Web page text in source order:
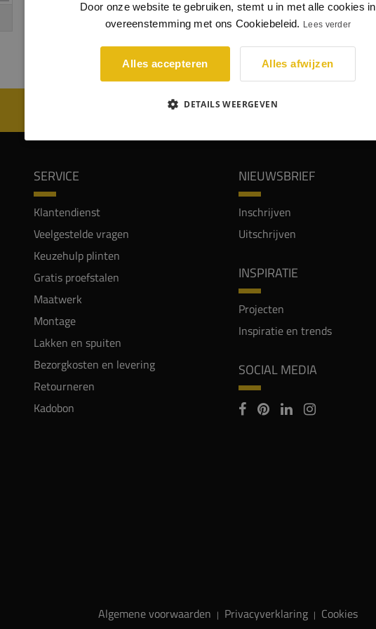
te monteren. De Wallstyl FD1 is een strakke plint die goed past in
een industrieel interieur.
Let op: NMC-producten lakken wij niet af met een 2k lak.
WIJ WORDEN BEOORDEELD MET EEN 8.8
SERVICE
Klantendienst
Veelgestelde vragen
Keuzehulp plinten
Gratis proefstalen
Maatwerk
Montage
Lakken en spuiten
Bezorgkosten en levering
Retourneren
Kadobon
NIEUWSBRIEF
Inschrijven
Uitschrijven
INSPIRATIE
Projecten
Inspiratie en trends
SOCIAL MEDIA
Algemene voorwaarden | Privacyverklaring | Cookies
Door onze website te gebruiken, stemt u in met alle cookies in
overeenstemming met ons Cookiebeleid. Lees verder
Alles accepteren Alles afwijzen
DETAILS WEERGEVEN